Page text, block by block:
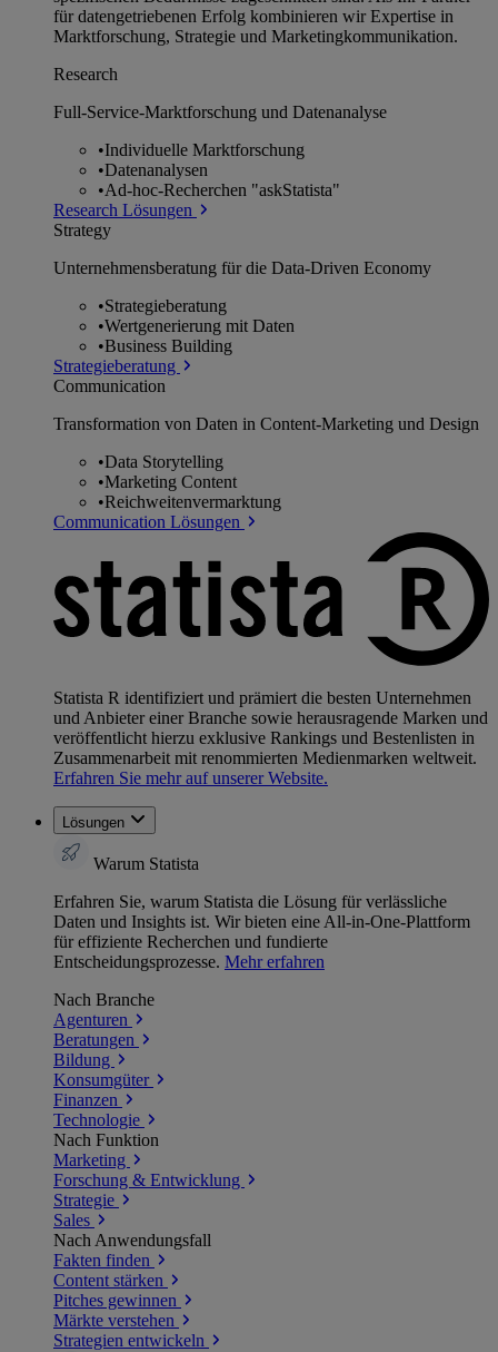
für datengetriebenen Erfolg kombinieren wir Expertise in
Marktforschung, Strategie und Marketingkommunikation.
Research
Full-Service-Marktforschung und Datenanalyse
•Individuelle Marktforschung
•Datenanalysen
•Ad-hoc-Recherchen "askStatista"
Research Lösungen
Strategy
Unternehmens­beratung für die Data-Driven Economy
•Strategieberatung
•Wertgenerierung mit Daten
•Business Building
Strategieberatung
Communication
Transformation von Daten in Content-Marketing und Design
•Data Storytelling
•Marketing Content
•Reichweitenvermarktung
Communication Lösungen
Statista R identifiziert und prämiert die besten Unternehmen
und Anbieter einer Branche sowie herausragende Marken und
veröffentlicht hierzu exklusive Rankings und Bestenlisten in
Zusammenarbeit mit renommierten Medienmarken weltweit.
Erfahren Sie mehr auf unserer Website.
Lösungen
Warum Statista
Erfahren Sie, warum Statista die Lösung für verlässliche
Daten und Insights ist. Wir bieten eine All-in-One-Plattform
für effiziente Recherchen und fundierte
Entscheidungsprozesse. Mehr erfahren
Nach Branche
Agenturen
Beratungen
Bildung
Konsumgüter
Finanzen
Technologie
Nach Funktion
Marketing
Forschung & Entwicklung
Strategie
Sales
Nach Anwendungsfall
Fakten finden
Content stärken
Pitches gewinnen
Märkte verstehen
Strategien entwickeln